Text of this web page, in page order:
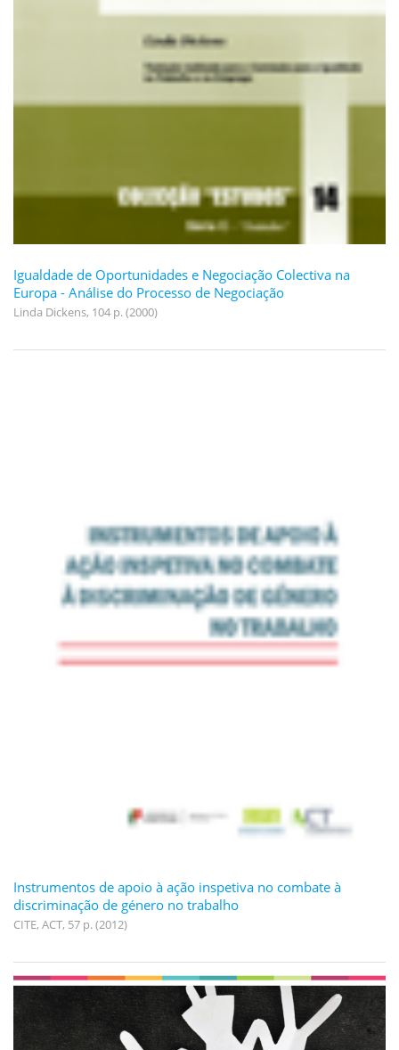
Igualdade de Oportunidades e Negociação Colectiva na
Europa - Análise do Processo de Negociação
Linda Dickens, 104 p. (2000)
Instrumentos de apoio à ação inspetiva no combate à
discriminação de género no trabalho
CITE, ACT, 57 p. (2012)